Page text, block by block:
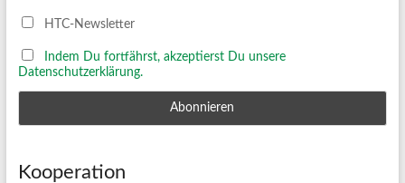
HTC-Newsletter
Indem Du fortfährst, akzeptierst Du unsere
Datenschutzerklärung.
Kooperation